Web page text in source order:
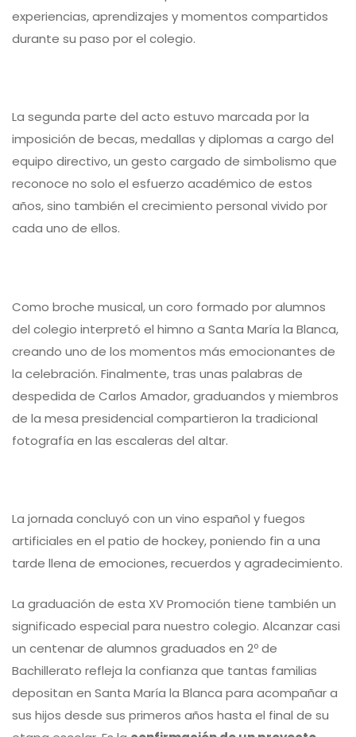
experiencias, aprendizajes y momentos compartidos
durante su paso por el colegio.
La segunda parte del acto estuvo marcada por la
imposición de becas, medallas y diplomas a cargo del
equipo directivo, un gesto cargado de simbolismo que
reconoce no solo el esfuerzo académico de estos
años, sino también el crecimiento personal vivido por
cada uno de ellos.
Como broche musical, un coro formado por alumnos
del colegio interpretó el himno a Santa María la Blanca,
creando uno de los momentos más emocionantes de
la celebración. Finalmente, tras unas palabras de
despedida de Carlos Amador, graduandos y miembros
de la mesa presidencial compartieron la tradicional
fotografía en las escaleras del altar.
La jornada concluyó con un vino español y fuegos
artificiales en el patio de hockey, poniendo fin a una
tarde llena de emociones, recuerdos y agradecimiento.
La graduación de esta XV Promoción tiene también un
significado especial para nuestro colegio. Alcanzar casi
un centenar de alumnos graduados en 2º de
Bachillerato refleja la confianza que tantas familias
depositan en Santa María la Blanca para acompañar a
sus hijos desde sus primeros años hasta el final de su